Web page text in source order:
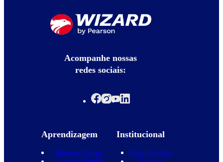
Acompanhe nossas
redes sociais:
Aprendizagem
Nossos Cursos
Institucional
Quem Somos